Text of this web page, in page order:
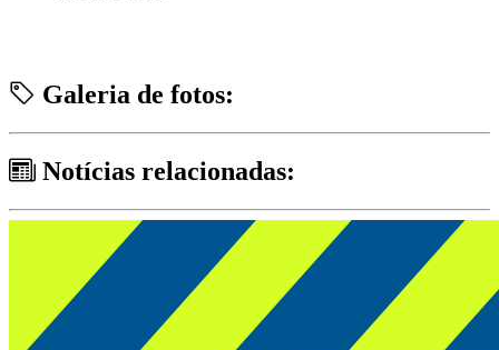
Galeria de fotos:
Notícias relacionadas: